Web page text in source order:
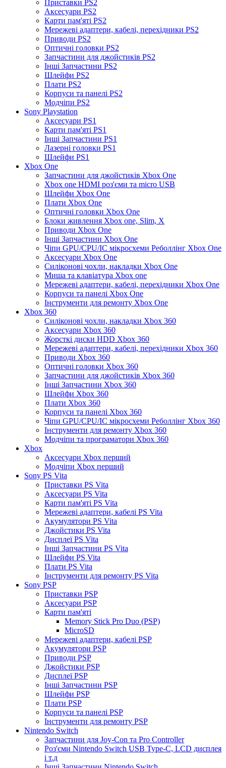
Приставки PS2
Аксесуари PS2
Карти пам'яті PS2
Мережеві адаптери, кабелі, перехідники PS2
Приводи PS2
Оптичні головки PS2
Запчастини для джойстиків PS2
Інші Запчастини PS2
Шлейфи PS2
Плати PS2
Корпуси та панелі PS2
Модчіпи PS2
Sony Playstation
Аксесуари PS1
Карти пам'яті PS1
Інші Запчастини PS1
Лазерні головки PS1
Шлейфи PS1
Xbox One
Запчастини для джойстиків Xbox One
Xbox one HDMI роз'єми та micro USB
Шлейфи Xbox One
Плати Xbox One
Оптичні головки Xbox One
Блоки живлення Xbox one, Slim, X
Приводи Xbox One
Інші Запчастини Xbox One
Чіпи GPU/CPU/IC мікросхеми Реболлінг Xbox One
Аксесуари Xbox One
Силіконові чохли, накладки Xbox One
Миша та клавіатура Xbox one
Мережеві адаптери, кабелі, перехідники Xbox One
Корпуси та панелі Xbox One
Інструменти для ремонту Xbox One
Xbox 360
Силіконові чохли, накладки Xbox 360
Аксесуари Xbox 360
Жорсткі диски HDD Xbox 360
Мережеві адаптери, кабелі, перехідники Xbox 360
Приводи Xbox 360
Оптичні головки Xbox 360
Запчастини для джойстиків Xbox 360
Інші Запчастини Xbox 360
Шлейфи Xbox 360
Плати Xbox 360
Корпуси та панелі Xbox 360
Чіпи GPU/CPU/IC мікросхеми Реболлінг Xbox 360
Інструменти для ремонту Xbox 360
Модчіпи та програматори Xbox 360
Xbox
Аксесуари Xbox перший
Модчіпи Xbox перший
Sony PS Vita
Приставки PS Vita
Аксесуари PS Vita
Карти пам'яті PS Vita
Мережеві адаптери, кабелі PS Vita
Акумулятори PS Vita
Джойстики PS Vita
Дисплеї PS Vita
Інші Запчастини PS Vita
Шлейфи PS Vita
Плати PS Vita
Інструменти для ремонту PS Vita
Sony PSP
Приставки PSP
Аксесуари PSP
Карти пам'яті
Memory Stick Pro Duo (PSP)
MicroSD
Мережеві адаптери, кабелі PSP
Акумулятори PSP
Приводи PSP
Джойстики PSP
Дисплеї PSP
Інші Запчастини PSP
Шлейфи PSP
Плати PSP
Корпуси та панелі PSP
Інструменти для ремонту PSP
Nintendo Switch
Запчастини для Joy-Con та Pro Controller
Роз'єми Nintendo Switch USB Type-C, LCD дисплея
і т.д